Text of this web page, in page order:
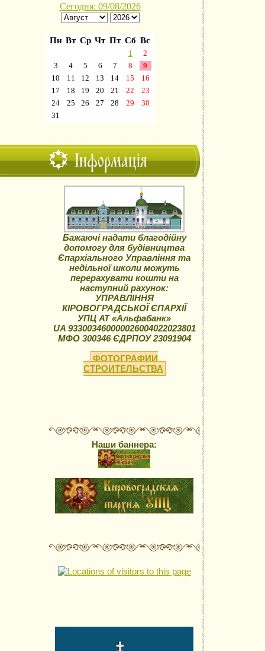
Інформація
Бажаючі надати благодійну
допомогу для будівництва
Єпархіального Управління та
недільної школи можуть
перерахувати кошти на
наступний рахунок:
УПРАВЛІННЯ
КІРОВОГРАДСЬКОЇ ЄПАРХІЇ
УПЦ АТ «Альфабанк»
UA 933003460000026004022023801
МФО 300346 ЄДРПОУ 23091904
ФОТОГРАФИИ
СТРОИТЕЛЬСТВА
Наши баннера: